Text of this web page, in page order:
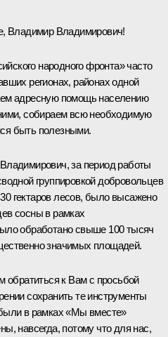
Владимир Владимирович!
народного фронта» часто
регионах, районах одной
адресную помощь населению
собираем всю необходимую
быть полезными.
за период работы
группировкой добровольцев
гектаров лесов, было высажено
сосны в рамках
обработано свыше 100 тысяч
значимых площадей.
обратиться к Вам с просьбой
сохранить те инструменты
в рамках «Мы вместе»
навсегда, потому что для нас,